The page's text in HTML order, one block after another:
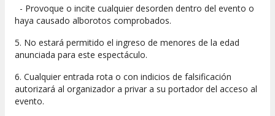
- Provoque o incite cualquier desorden dentro del evento o
haya causado alborotos comprobados.
5. No estará permitido el ingreso de menores de la edad
anunciada para este espectáculo.
6. Cualquier entrada rota o con indicios de falsificación
autorizará al organizador a privar a su portador del acceso al
evento.